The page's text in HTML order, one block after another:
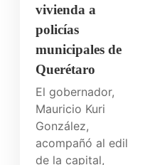
vivienda a
policías
municipales de
Querétaro
El gobernador,
Mauricio Kuri
González,
acompañó al edil
de la capital,